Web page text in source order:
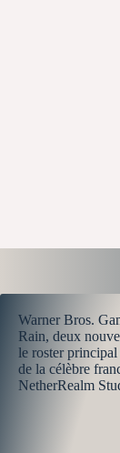
Warner Bros.
Rain, deux
le roster
de la célèbre
NetherRealm